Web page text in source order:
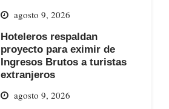
agosto 9, 2026
Hoteleros respaldan
proyecto para eximir de
Ingresos Brutos a turistas
extranjeros
agosto 9, 2026